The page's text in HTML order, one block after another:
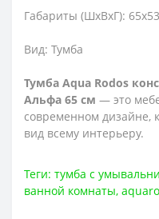
Габариты (ШхВхГ): 65
Вид: Тумба
Тумба Aqua Rodos
Альфа 65 см — это
современном дизайне,
вид всему интерьеру.
Теги: тумба с
ванной комнаты,